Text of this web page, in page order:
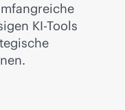
KI-Tools